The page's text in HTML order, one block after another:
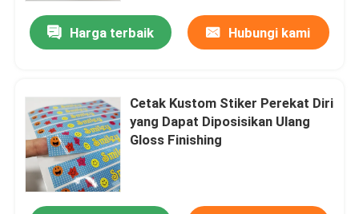
Harga terbaik Hubungi kami
Cetak Kustom Stiker Perekat Diri
yang Dapat Diposisikan Ulang
Gloss Finishing